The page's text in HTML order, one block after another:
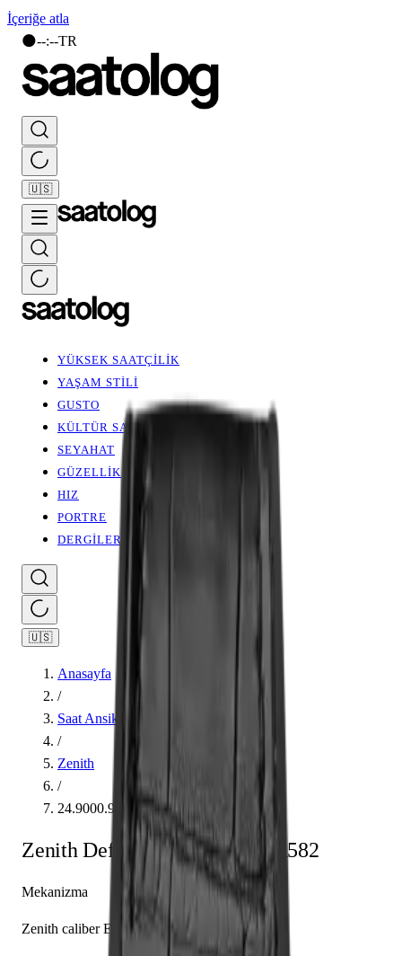
İçeriğe atla
🌑--:--TR
🇺🇸
YÜKSEK SAATÇİLİK
YAŞAM STİLİ
GUSTO
KÜLTÜR SANAT
SEYAHAT
GÜZELLİK
HIZ
PORTRE
DERGİLER
🇺🇸
Anasayfa
/
Saat Ansiklopedisi
/
Zenith
/
24.9000.9004/78.R582
Zenith Defy 24.9000.9004/78.R582
Mekanizma
Zenith caliber El Primero 9004